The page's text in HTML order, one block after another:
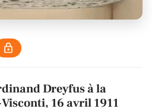
Dreyfus à la
16 avril 1911